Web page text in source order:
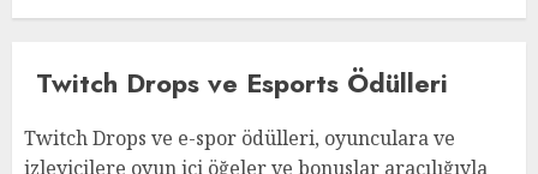
Twitch Drops ve Esports Ödülleri
Twitch Drops ve e-spor ödülleri, oyunculara ve
izleyicilere oyun içi öğeler ve bonuslar aracılığıyla